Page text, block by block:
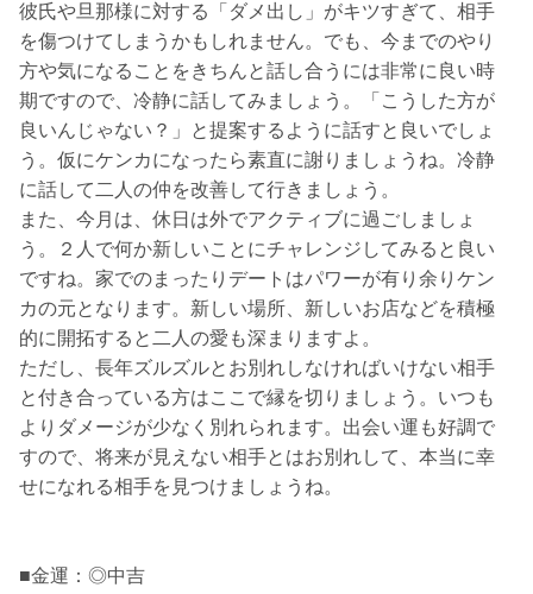
彼氏や旦那様に対する「ダメ出し」がキツすぎて、相手
を傷つけてしまうかもしれません。でも、今までのやり
方や気になることをきちんと話し合うには非常に良い時
期ですので、冷静に話してみましょう。「こうした方が
良いんじゃない？」と提案するように話すと良いでしょ
う。仮にケンカになったら素直に謝りましょうね。冷静
に話して二人の仲を改善して行きましょう。
また、今月は、休日は外でアクティブに過ごしましょ
う。２人で何か新しいことにチャレンジしてみると良い
ですね。家でのまったりデートはパワーが有り余りケン
カの元となります。新しい場所、新しいお店などを積極
的に開拓すると二人の愛も深まりますよ。
ただし、長年ズルズルとお別れしなければいけない相手
と付き合っている方はここで縁を切りましょう。いつも
よりダメージが少なく別れられます。出会い運も好調で
すので、将来が見えない相手とはお別れして、本当に幸
せになれる相手を見つけましょうね。
■金運：◎中吉